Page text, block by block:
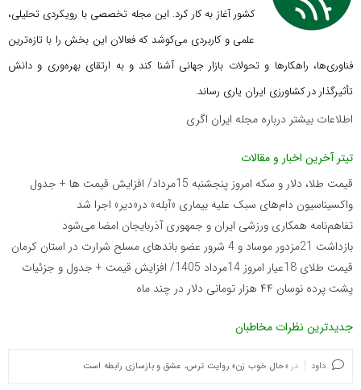
کشور آغاز به کار کرد. این مجله تخصصی با رویکردی تحلیلی،
علمی و کاربردی می‌کوشد که فعالان این بخش را با تازه‌ترین
فناوری‌ها، راهکارها و تحولات بازار جهانی آشنا کند و به ارتقای بهره‌وری و دانش
تأثیرگذار در کشاورزی ایران یاری رساند.
اطلاعات بیشتر درباره مجله ایران اگری
تیتر آخرین اخبار و مقالات
قیمت طلا، دلار و سکه امروز پنجشنبه 15مرداد/ افزایش قیمت ها + جدول
واکسیناسیون دام‌های سبک علیه بیماری «آبله» در«دیر» اجرا شد
تفاهم‌نامه همکاری ورزشی ایران و جمهوری آذربایجان امضا می‌شود
بازداشت 21مزدور موساد و 4 شرور عضو باندهای مسلح شرارت در استان کرمان
قیمت طلای 18عیار امروز 14مرداد 1405/ افزایش قیمت + جدول و جزئیات
پشت پرده نوسان ۴۴ هزار تومانی دلار در چند ماه
جدیدترین نظرات مخاطبان
داود در «حال خوب زن» روایت ترس، عشق و بازسازی رابطه است